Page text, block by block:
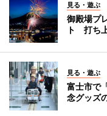
見る・遊ぶ
御殿場プ
ト 打ち
見る・遊ぶ
富士市で
念グッズ